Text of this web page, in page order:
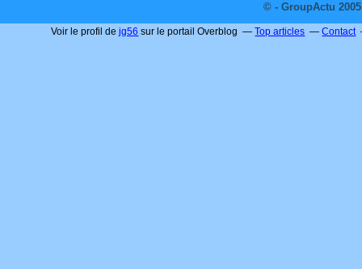
© - GroupActu
Voir le profil dejg56 sur le portail Overblog Top articles Contact